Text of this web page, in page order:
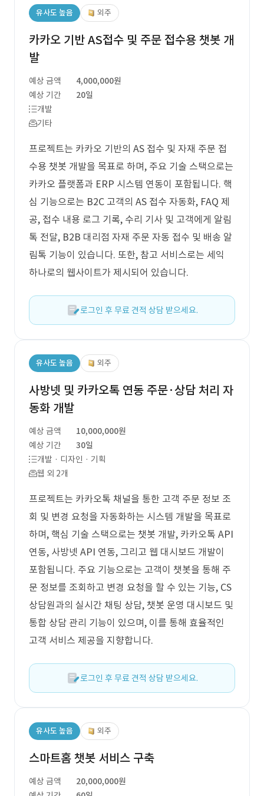
유사도 높음 외주
카카오 기반 AS접수 및 주문 접수용 챗봇 개
발
예상 금액
4,000,000원
예상 기간
20일
개발
기타
프로젝트는 카카오 기반의 AS 접수 및 자재 주문 접
수용 챗봇 개발을 목표로 하며, 주요 기술 스택으로는
카카오 플랫폼과 ERP 시스템 연동이 포함됩니다. 핵
심 기능으로는 B2C 고객의 AS 접수 자동화, FAQ 제
공, 접수 내용 로그 기록, 수리 기사 및 고객에게 알림
톡 전달, B2B 대리점 자재 주문 자동 접수 및 배송 알
림톡 기능이 있습니다. 또한, 참고 서비스로는 세익
하나로의 웹사이트가 제시되어 있습니다.
로그인 후 무료 견적 상담 받으세요.
유사도 높음 외주
사방넷 및 카카오톡 연동 주문·상담 처리 자
동화 개발
예상 금액
10,000,000원
예상 기간
30일
개발 · 디자인 · 기획
웹 외 2개
프로젝트는 카카오톡 채널을 통한 고객 주문 정보 조
회 및 변경 요청을 자동화하는 시스템 개발을 목표로
하며, 핵심 기술 스택으로는 챗봇 개발, 카카오톡 API
연동, 사방넷 API 연동, 그리고 웹 대시보드 개발이
포함됩니다. 주요 기능으로는 고객이 챗봇을 통해 주
문 정보를 조회하고 변경 요청을 할 수 있는 기능, CS
상담원과의 실시간 채팅 상담, 챗봇 운영 대시보드 및
통합 상담 관리 기능이 있으며, 이를 통해 효율적인
고객 서비스 제공을 지향합니다.
로그인 후 무료 견적 상담 받으세요.
유사도 높음 외주
스마트홈 챗봇 서비스 구축
예상 금액
20,000,000원